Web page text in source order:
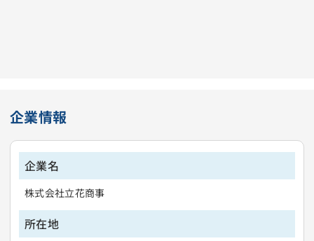
企業情報
企業名
株式会社立花商事
所在地